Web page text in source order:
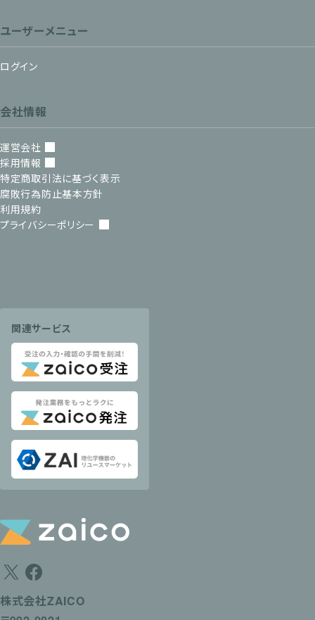
ユーザーメニュー
ログイン
会社情報
運営会社
採用情報
特定商取引法に基づく表示
腐敗行為防止基本方針
利用規約
プライバシーポリシー
関連サービス
株式会社ZAICO